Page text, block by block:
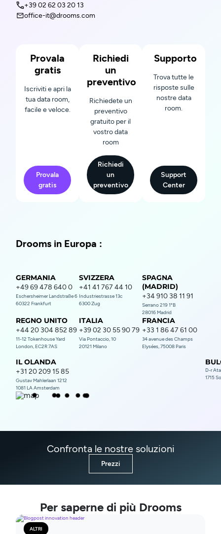
+39 02 62 03 20 13
office-it@drooms.com
Provala
gratis
Iscriviti e apri la
tua data room,
facile e veloce.
Provala
gratis
Richiedi
un
preventivo
Richiedete un
preventivo
gratuito per il
vostro data
room
Richiedi
un
preventivo
Supporto
Trova tutte le
risposte sulle
nostre data
room.
Support
Center
Drooms in Europa :
GERMANIA
+49 69 478 640 0
Eschersheimer Landstraße 6
60322 Frankfurt
SVIZZERA
+41 41 767 44 10
Industriestrasse 13c
6300 Zug
SPAGNA
(MADRID)
+34 910 38 11 91
Serrano 219 1°B
28016 Madrid
REGNO UNITO
+44 20 304 852 89
11-12 Tokenhouse Yard
London, EC2R 7AS
ITALIA
+39 02 30 55 90 79
Via Pontaccio, 10
20121 Milano
FRANCIA
+33 1 86 47 61 00
34 avenue des Champs
Elysées, 75008 Paris
IL OLANDA
+31 20 209 15 85
Gustav Mahlerlaan 1212
1081 LA Amsterdam
D-r
1715
Confronta le nostre soluzioni
Prezzi
Per saperne di più Drooms
ALTRI